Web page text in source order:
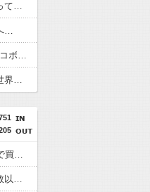
中国さん、日本のトマホーク発射実験に効きまくってしまうｗｗｗｗｗ
…
【衝撃】日本人女性、YG本社をゴルフクラブでボコボコにして現行犯逮捕ｗｗｗ
中国ネット「青春」「うらやましい」「アニメの世界が現実に」
【悲報】コメ卸大手さん、営業利益83％減 高値で買い込んだ米が売れず「損切り祭り」開幕へ
【朗報】日本のおじいちゃん・おばあちゃん、半数以上がSNSを使いこなしていたｗｗｗｗｗ